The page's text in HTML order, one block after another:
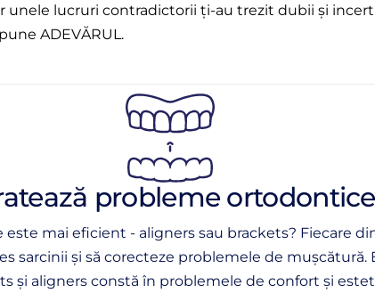
unele lucruri contradictorii ți-au trezit dubii și
ADEVĂRUL.
probleme
mai eficient - aligners sau brackets? Fiecare
sarcinii și să corecteze problemele de
și aligners constă în problemele de confort și